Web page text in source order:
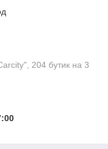
204 бутик на 3